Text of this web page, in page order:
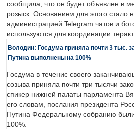
сообщила, что он будет объявлен в
розыск. Основанием для этого стало
администрацией Telegram чатов и
используются для координации
Володин: Госдума приняла почти 3 тыс.
Путина выполнены на 100%
Госдума в течение своего
созыва приняла почти три тысячи
спикер нижней палаты парламента
его словам, послания президента
Путина Федеральному собранию
100%.